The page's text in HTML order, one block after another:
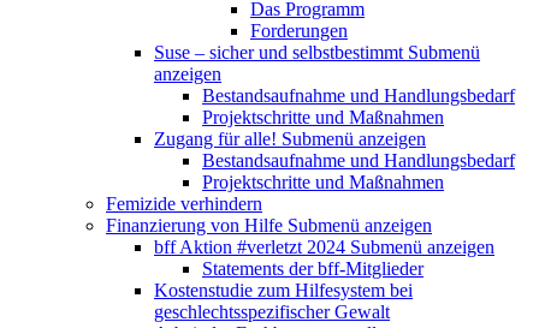
Das Programm
Forderungen
Suse – sicher und selbstbestimmt Submenü
anzeigen
Bestandsaufnahme und Handlungsbedarf
Projektschritte und Maßnahmen
Zugang für alle! Submenü anzeigen
Bestandsaufnahme und Handlungsbedarf
Projektschritte und Maßnahmen
Femizide verhindern
Finanzierung von Hilfe Submenü anzeigen
bff Aktion #verletzt 2024 Submenü anzeigen
Statements der bff-Mitglieder
Kostenstudie zum Hilfesystem bei
geschlechtsspezifischer Gewalt